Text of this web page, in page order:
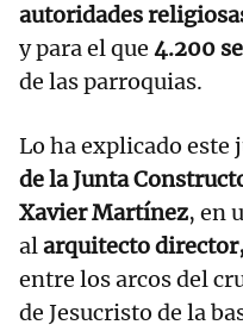
autoridades
y para el que 4.200
de las parroquias.
Lo ha explicado este
de la Junta
Xavier Martínez, en
alarquitecto
entre los arcos del
de Jesucristo de la